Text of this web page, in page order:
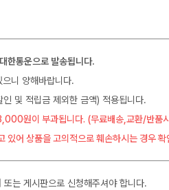
한통운으로 발송됩니다.
니 양해바랍니다.
및 적립금 제외한 금액) 적용됩니다.
원이 부과됩니다. (무료배송,교환/반품
어 상품을 고의적으로 훼손하시는 경우
는 게시판으로 신청해주셔야 합니다.